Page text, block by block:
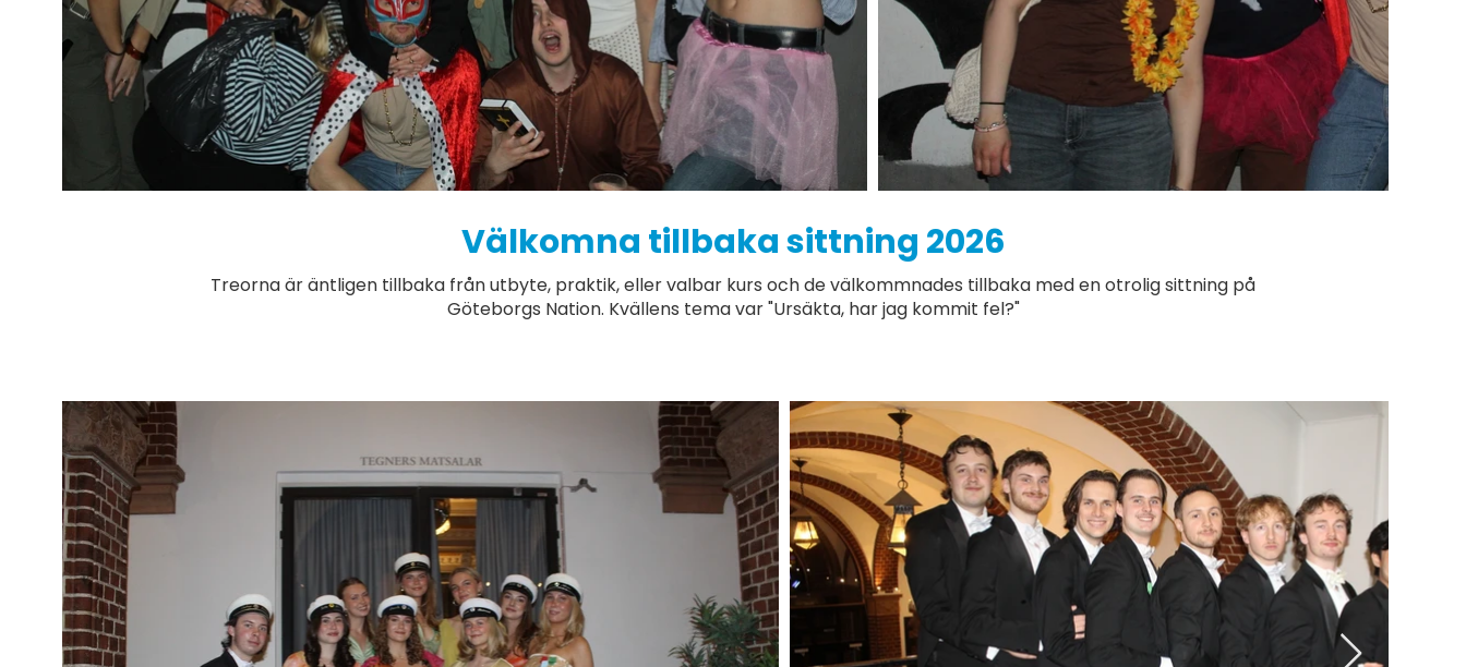
Välkomna tillbaka sittning 2026
Treorna är äntligen tillbaka från utbyte, praktik, eller valbar kurs och de välkommnades tillbaka med en otrolig sittning på
Göteborgs Nation. Kvällens tema var "Ursäkta, har jag kommit fel?"